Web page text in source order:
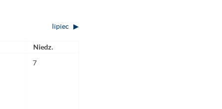
lipiec ▶︎
Niedziela
Niedz.
sobota, 6.06
Brak wydarzeń, niedziela, 7.06
7